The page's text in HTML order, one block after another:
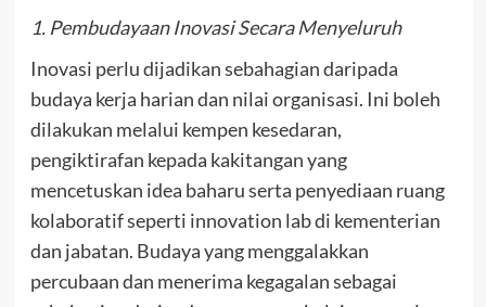
1. Pembudayaan Inovasi Secara Menyeluruh
Inovasi perlu dijadikan sebahagian daripada
budaya kerja harian dan nilai organisasi. Ini boleh
dilakukan melalui kempen kesedaran,
pengiktirafan kepada kakitangan yang
mencetuskan idea baharu serta penyediaan ruang
kolaboratif seperti innovation lab di kementerian
dan jabatan. Budaya yang menggalakkan
percubaan dan menerima kegagalan sebagai